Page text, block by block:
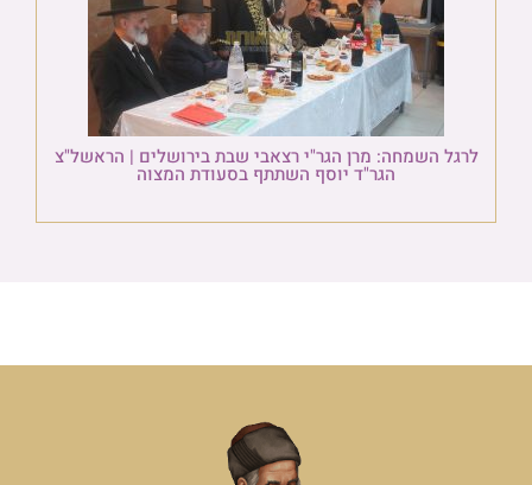
לרגל השמחה: מרן הגר"י רצאבי שבת בירושלים | הראשל"צ
הגר"ד יוסף השתתף בסעודת המצוה